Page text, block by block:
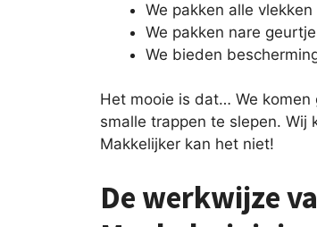
We pakken alle
We pakken nare
We bieden
Het mooie is dat… We
smalle trappen te slepen. Wij
Makkelijker kan het niet!
De werkwijze